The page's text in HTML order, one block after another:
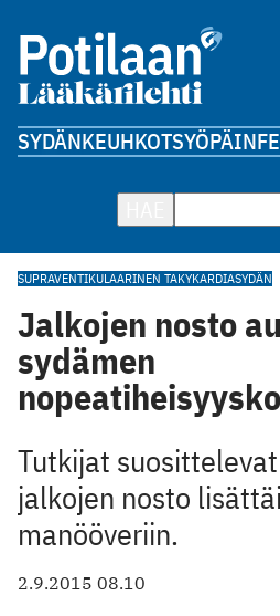
SYDÄNKEUHKOTSYÖPÄ
SUPRAVENTIKULAARINEN TAKYKARDIASYDÄN
Jalkojen nosto
sydämen
Tutkijat
jalkojen nosto
manööveriin.
2.9.2015 08.10